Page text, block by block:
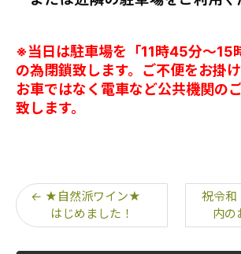
※当日は駐車場を「11時45分～15
の為閉鎖致します。ご不便をお掛け
お車ではなく電車など公共機関の
致します。
← ★自然派ワイン★
はじめました！
祝令和
内の